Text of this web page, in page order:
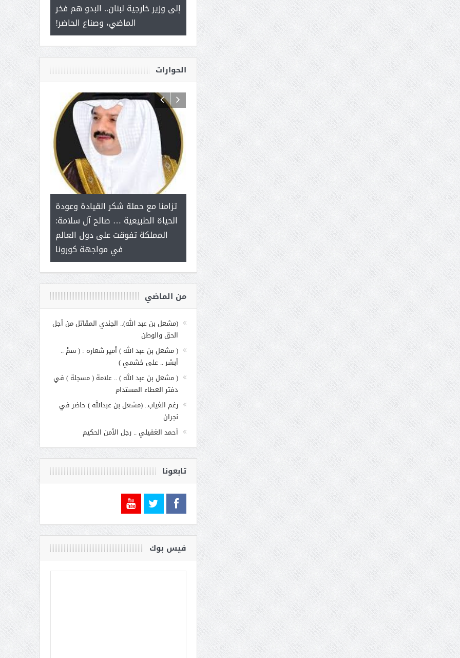
سلمان بن
إلى وزير خارجية لبنان.. البدو هم فخر
الماضي، وصناع الحاضر!
( مشعل بن عبد الله ) .. أمير يحمل
جينات الوطن ويتغذى من عشق
القيادة
حوار يحمل جينات الوطن مع الأمير
مشعل بن عبد الله بن عبد العزيز
الحوارات
للإبداع
مع الأمين
بنت
تزامنا مع حملة شكر القيادة وعودة
الحياة الطبيعية … صالح آل سلامة:
المملكة تفوقت على دول العالم
في مواجهة كورونا
رئيس غرفة نجران محيميد آل شرمه:
الانتخابات لن تؤثر على برامج
المجلس والشفافية هي أساس
عملنا
عضو مجلس الشارقة الرياضي
والمدير السابق للأكاديمية الأولمبية
في الامارات د . عبد الملك جاني :
منتدى ( اكتشاف المواهب
الاجتماعية ) فرصة للتوأمة بين
الرياضة والعمل الاجتماعي
من الماضي
(مشعل بن عبد الله).. الجندي المقاتل من أجل
الحق والوطن
( مشعل بن عبد الله ) أمير شعاره : ( سمْ ..
أبشر .. على خشمي )
( مشعل بن عبد الله ) .. علامة ( مسجلة ) في
دفتر العطاء المستدام
رغم الغياب.. (مشعل بن عبدالله ) حاضر في
نجران
أحمد الغفيلي .. رجل الأمن الحكيم
تابعونا
فيس بوك